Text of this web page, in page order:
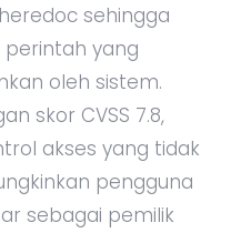
sehingga
yang
oleh sistem.
skor CVSS 7.8,
akses yang tidak
pengguna
sebagai pemilik